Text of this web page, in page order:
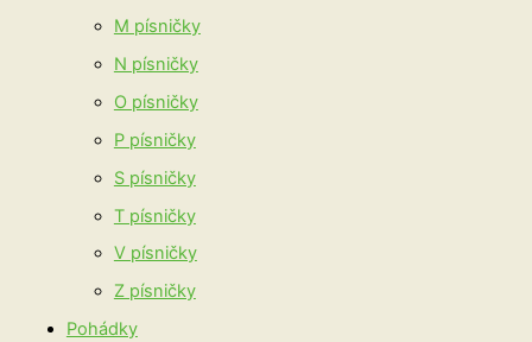
M písničky
N písničky
O písničky
P písničky
S písničky
T písničky
V písničky
Z písničky
Pohádky